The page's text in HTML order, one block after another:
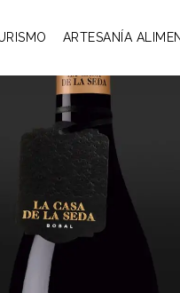
ARTESANÍA